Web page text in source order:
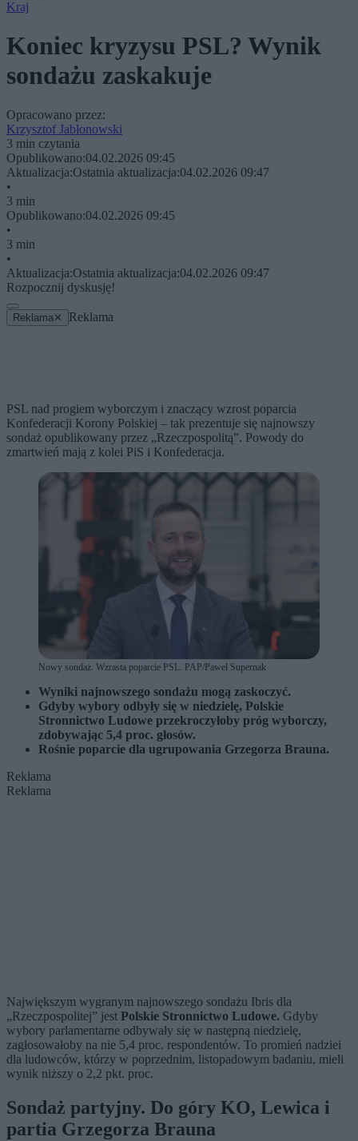
Kraj
Koniec kryzysu PSL? Wynik
sondażu zaskakuje
Opracowano przez:
Krzysztof Jabłonowski
3 min czytania
Opublikowano:04.02.2026 09:45
Aktualizacja:Ostatnia aktualizacja:04.02.2026 09:47
•
3 min
Opublikowano:04.02.2026 09:45
•
3 min
•
Aktualizacja:Ostatnia aktualizacja:04.02.2026 09:47
Rozpocznij dyskusję!
Reklama ✕ Reklama
PSL nad progiem wyborczym i znaczący wzrost poparcia
Konfederacji Korony Polskiej – tak prezentuje się najnowszy
sondaż opublikowany przez „Rzeczpospolitą”. Powody do
zmartwień mają z kolei PiS i Konfederacja.
Nowy sondaż. Wzrasta poparcie PSL. PAP/Paweł Supernak
Wyniki najnowszego sondażu mogą zaskoczyć.
Gdyby wybory odbyły się w niedzielę, Polskie
Stronnictwo Ludowe przekroczyłoby próg wyborczy,
zdobywając 5,4 proc. głosów.
Rośnie poparcie dla ugrupowania Grzegorza Brauna.
Reklama
Reklama
Największym wygranym najnowszego sondażu Ibris dla
„Rzeczpospolitej” jest Polskie Stronnictwo Ludowe. Gdyby
wybory parlamentarne odbywały się w następną niedzielę,
zagłosowałoby na nie 5,4 proc. respondentów. To promień nadziei
dla ludowców, którzy w poprzednim, listopadowym badaniu, mieli
wynik niższy o 2,2 pkt. proc.
Sondaż partyjny. Do góry KO, Lewica i
partia Grzegorza Brauna